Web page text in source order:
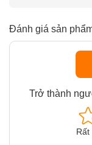
Đánh giá sản
Trở thành
Rất